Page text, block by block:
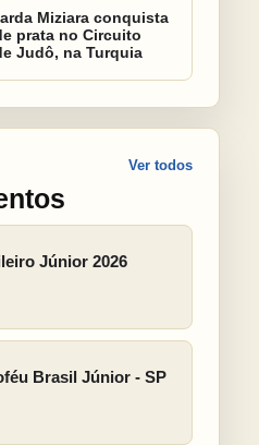
Miziara conquista
prata no Circuito
Judô, na Turquia
Ver todos
Júnior 2026
Brasil Júnior - SP